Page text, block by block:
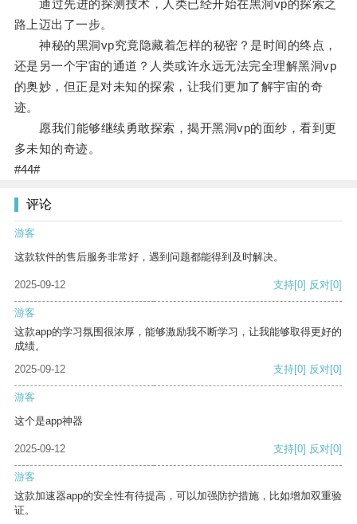
通过先进的探测技术，人类已经开始在黑洞vp的探索之
路上迈出了一步。
神秘的黑洞vp究竟隐藏着怎样的秘密？是时间的终点，
还是另一个宇宙的通道？人类或许永远无法完全理解黑洞vp
的奥妙，但正是对未知的探索，让我们更加了解宇宙的奇
迹。
愿我们能够继续勇敢探索，揭开黑洞vp的面纱，看到更
多未知的奇迹。
#44#
评论
游客
这款软件的售后服务非常好，遇到问题都能得到及时解决。
2025-09-12 支持[0] 反对[0]
游客
这款app的学习氛围很浓厚，能够激励我不断学习，让我能够取得更好的
成绩。
2025-09-12
支持[0] 反对[0]
游客
这个是app神器
2025-09-12 支持[0] 反对[0]
游客
这款加速器app的安全性有待提高，可以加强防护措施，比如增加双重验
证。